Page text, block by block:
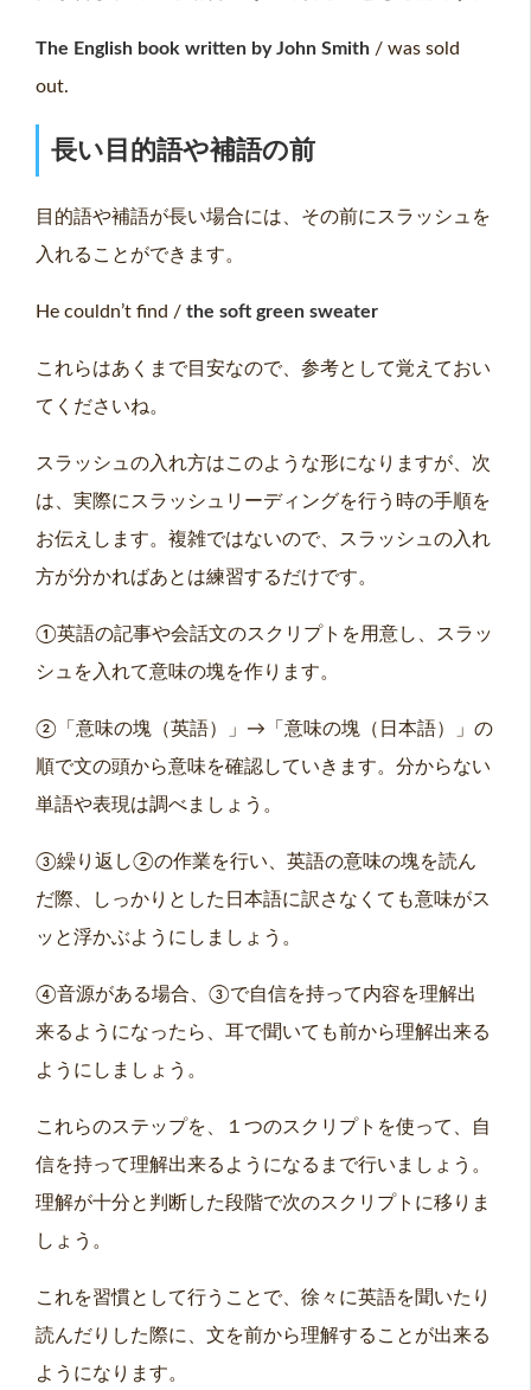
The English book written by John Smith / was sold
out.
長い目的語や補語の前
目的語や補語が長い場合には、その前にスラッシュを
入れることができます。
He couldn’t find / the soft green sweater
これらはあくまで目安なので、参考として覚えておい
てくださいね。
スラッシュの入れ方はこのような形になりますが、次
は、実際にスラッシュリーディングを行う時の手順を
お伝えします。複雑ではないので、スラッシュの入れ
方が分かればあとは練習するだけです。
①英語の記事や会話文のスクリプトを用意し、スラッ
シュを入れて意味の塊を作ります。
②「意味の塊（英語）」→「意味の塊（日本語）」の
順で文の頭から意味を確認していきます。分からない
単語や表現は調べましょう。
③繰り返し②の作業を行い、英語の意味の塊を読ん
だ際、しっかりとした日本語に訳さなくても意味がス
ッと浮かぶようにしましょう。
④音源がある場合、③で自信を持って内容を理解出
来るようになったら、耳で聞いても前から理解出来る
ようにしましょう。
これらのステップを、１つのスクリプトを使って、自
信を持って理解出来るようになるまで行いましょう。
理解が十分と判断した段階で次のスクリプトに移りま
しょう。
これを習慣として行うことで、徐々に英語を聞いたり
読んだりした際に、文を前から理解することが出来る
ようになります。